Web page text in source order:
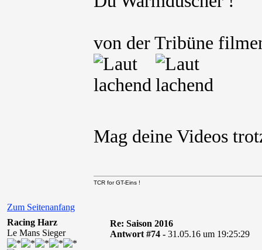
von der Tribüne
Mag deine Videos
Zum Seitenanfang
TCR for GT-Eins !
Racing Harz
Le Mans Sieger
Re: Saison 2016
Antwort #74 - 31.05.16 um 19:25:29